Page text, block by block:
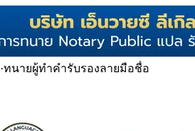
·ทนายผู้ทำคำรับรองลายมือชื่อ